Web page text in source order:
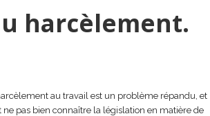
harcèlement.
au travail est un problème répandu, et
pas bien connaître la législation en matière de